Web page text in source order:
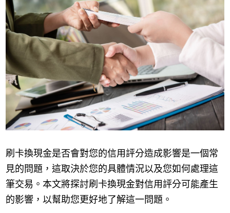
刷卡換現金是否會對您的信用評分造成影響是一個常
見的問題，這取決於您的具體情況以及您如何處理這
筆交易。本文將探討刷卡換現金對信用評分可能產生
的影響，以幫助您更好地了解這一問題。